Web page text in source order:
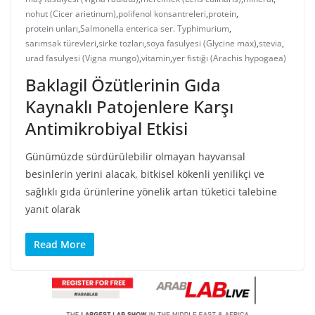
nohut (Cicer arietinum),polifenol konsantreleri,protein,
protein unları,Salmonella enterica ser. Typhimurium,
sarımsak türevleri,sirke tozları,soya fasulyesi (Glycine max),stevia,
urad fasulyesi (Vigna mungo),vitamin,yer fıstığı (Arachis hypogaea)
Baklagil Özütlerinin Gıda
Kaynaklı Patojenlere Karşı
Antimikrobiyal Etkisi
Günümüzde sürdürülebilir olmayan hayvansal
besinlerin yerini alacak, bitkisel kökenli yenilikçi ve
sağlıklı gıda ürünlerine yönelik artan tüketici talebine
yanıt olarak
Read More